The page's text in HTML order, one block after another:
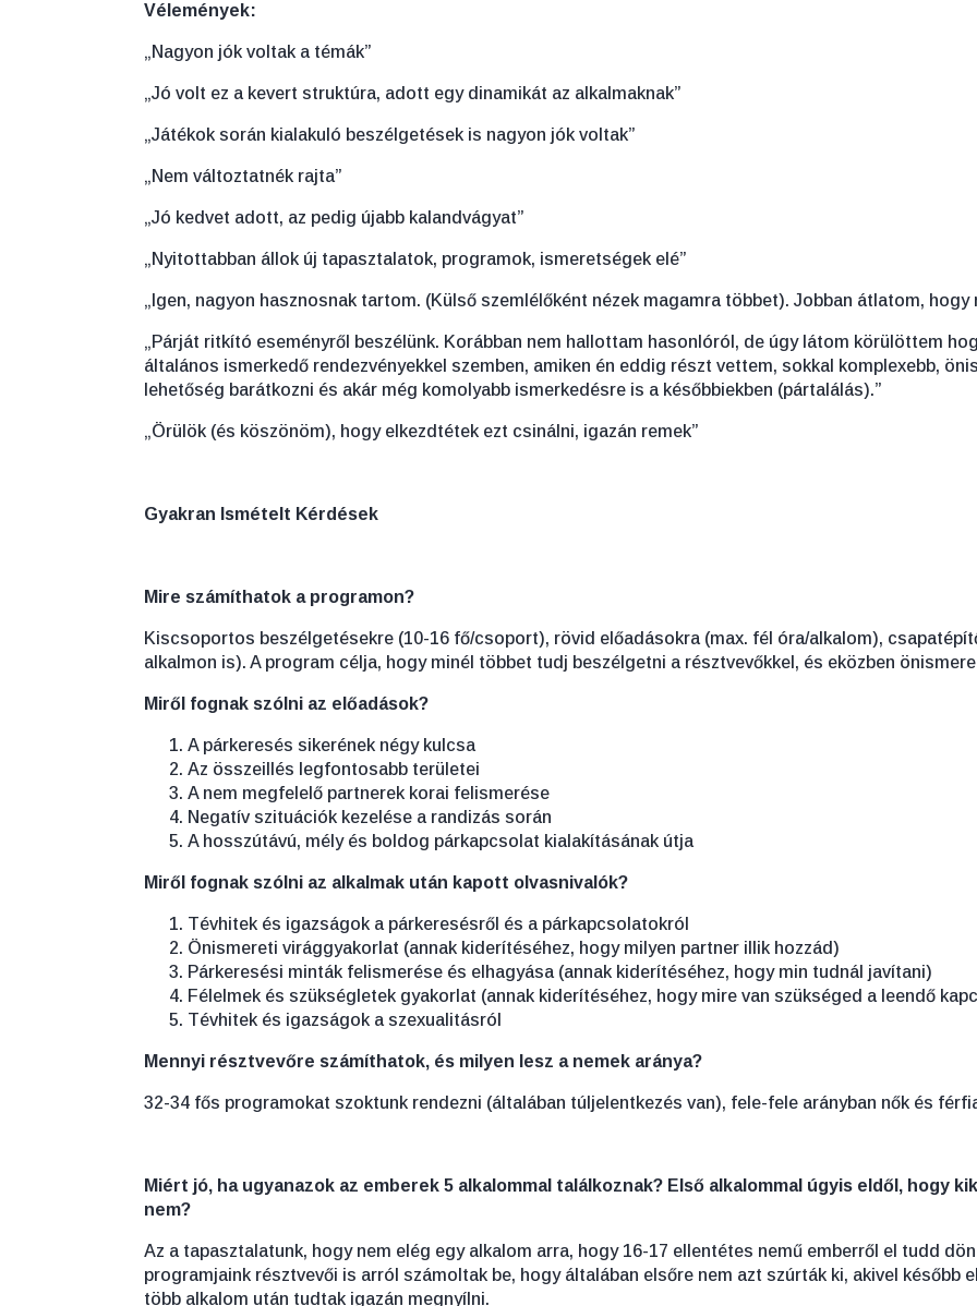
Vélemények:
„Nagyon jók voltak a témák”
„Jó volt ez a kevert struktúra, adott egy dinamikát az alkalmaknak”
„Játékok során kialakuló beszélgetések is nagyon jók voltak”
„Nem változtatnék rajta”
„Jó kedvet adott, az pedig újabb kalandvágyat”
„Nyitottabban állok új tapasztalatok, programok, ismeretségek elé”
„Igen, nagyon hasznosnak tartom. (Külső szemlélőként nézek magamra többet). Jobban átlatom, hogy
„Párját ritkító eseményről beszélünk. Korábban nem hallottam hasonlóról, de úgy látom körülöttem
általános ismerkedő rendezvényekkel szemben, amiken én eddig részt vettem, sokkal komplexebb,
lehetőség barátkozni és akár még komolyabb ismerkedésre is a későbbiekben (pártalálás).”
„Örülök (és köszönöm), hogy elkezdtétek ezt csinálni, igazán remek”
Gyakran Ismételt Kérdések
Mire számíthatok a programon?
Kiscsoportos beszélgetésekre (10-16 fő/csoport), rövid előadásokra (max. fél óra/alkalom),
alkalmon is). A program célja, hogy minél többet tudj beszélgetni a résztvevőkkel, és eközben
Miről fognak szólni az előadások?
A párkeresés sikerének négy kulcsa
Az összeillés legfontosabb területei
A nem megfelelő partnerek korai felismerése
Negatív szituációk kezelése a randizás során
A hosszútávú, mély és boldog párkapcsolat kialakításának útja
Miről fognak szólni az alkalmak után kapott olvasnivalók?
Tévhitek és igazságok a párkeresésről és a párkapcsolatokról
Önismereti virággyakorlat (annak kiderítéséhez, hogy milyen partner illik hozzád)
Párkeresési minták felismerése és elhagyása (annak kiderítéséhez, hogy min tudnál javítani)
Félelmek és szükségletek gyakorlat (annak kiderítéséhez, hogy mire van szükséged a leendő
Tévhitek és igazságok a szexualitásról
Mennyi résztvevőre számíthatok, és milyen lesz a nemek aránya?
32-34 fős programokat szoktunk rendezni (általában túljelentkezés van), fele-fele arányban nők és
Miért jó, ha ugyanazok az emberek 5 alkalommal találkoznak? Első alkalommal úgyis eldől, hogy
nem?
Az a tapasztalatunk, hogy nem elég egy alkalom arra, hogy 16-17 ellentétes nemű emberről el tudd
programjaink résztvevői is arról számoltak be, hogy általában elsőre nem azt szúrták ki, akivel később
több alkalom után tudtak igazán megnyílni.